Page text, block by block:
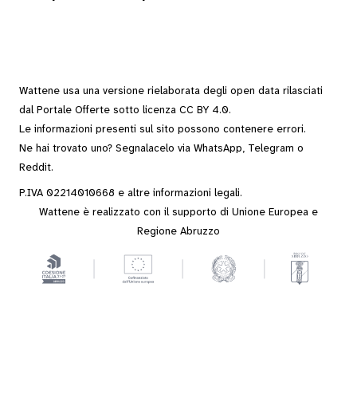
Wattene usa una versione rielaborata degli open data rilasciati
dal Portale Offerte sotto licenza CC BY 4.0.
Le informazioni presenti sul sito possono contenere errori.
Ne hai trovato uno? Segnalacelo via WhatsApp, Telegram o
Reddit.
P.IVA 02214010668 e altre informazioni legali.
Wattene è realizzato con il supporto di Unione Europea e
Regione Abruzzo